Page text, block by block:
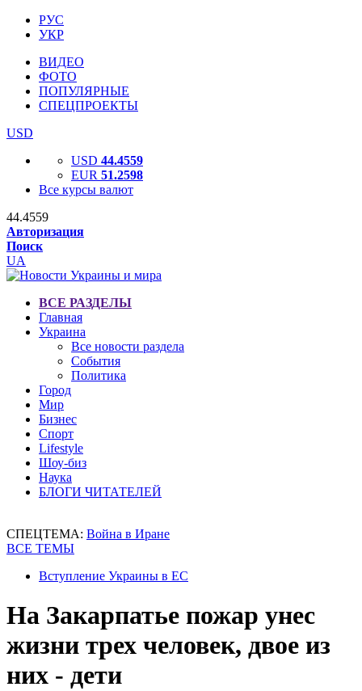
РУС
УКР
ВИДЕО
ФОТО
ПОПУЛЯРНЫЕ
СПЕЦПРОЕКТЫ
USD
USD 44.4559
EUR 51.2598
Все курсы валют
44.4559
Авторизация
Поиск
UA
ВСЕ РАЗДЕЛЫ
Главная
Украина
Все новости раздела
События
Политика
Город
Мир
Бизнес
Спорт
Lifestyle
Шоу-биз
Наука
БЛОГИ ЧИТАТЕЛЕЙ
СПЕЦТЕМА: Война в Иране
ВСЕ ТЕМЫ
Вступление Украины в ЕС
На Закарпатье пожар унес
жизни трех человек, двое из
них - дети